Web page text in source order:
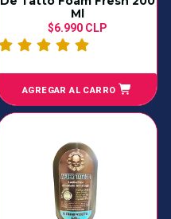
Ml
$6.990 CLP
AGREGAR AL CARRO